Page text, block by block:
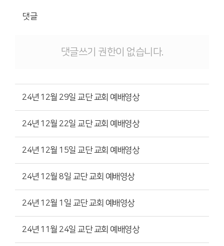
댓글
댓글쓰기 권한이 없습니다.
24년 12월 29일 교단 교회 예배영상
24년 12월 22일 교단 교회 예배영상
24년 12월 15일 교단 교회 예배영상
24년 12월 8일 교단 교회 예배영상
24년 12월 1일 교단 교회 예배영상
24년 11월 24일 교단 교회 예배영상